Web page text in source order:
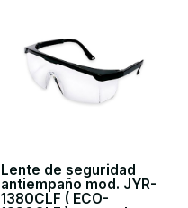
Lente de seguridad
antiempaño mod. JYR-
1380CLF ( ECO-